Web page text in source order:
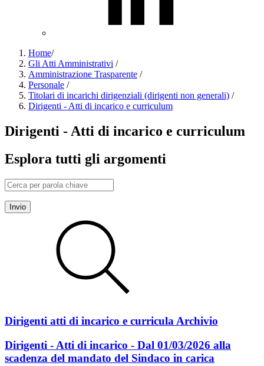
Home/
Gli Atti Amministrativi /
Amministrazione Trasparente /
Personale /
Titolari di incarichi dirigenziali (dirigenti non generali) /
Dirigenti - Atti di incarico e curriculum
Dirigenti - Atti di incarico e curriculum
Esplora tutti gli argomenti
Invio
Dirigenti atti di incarico e curricula Archivio
Dirigenti - Atti di incarico - Dal 01/03/2026 alla
scadenza del mandato del Sindaco in carica